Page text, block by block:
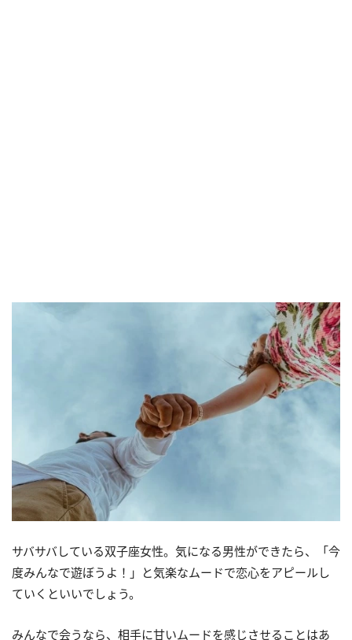
サバサバしている双子座女性。気になる男性ができたら、「今
度みんなで遊ぼうよ！」と気楽なムードで恋心をアピールし
ていくといいでしょう。
みんなで会うなら、相手に甘いムードを感じさせることはあ